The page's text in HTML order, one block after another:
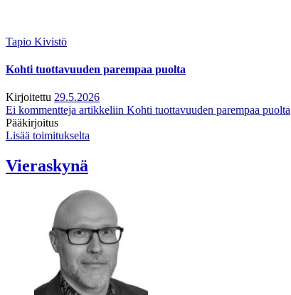
Tapio Kivistö
Kohti tuottavuuden parempaa puolta
Kirjoitettu 29.5.2026
Ei kommentteja artikkeliin Kohti tuottavuuden parempaa puolta
Pääkirjoitus
Lisää toimitukselta
Vieraskynä